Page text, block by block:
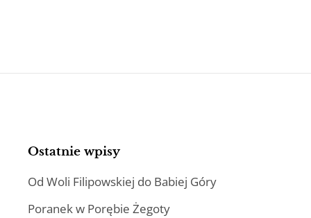
Ostatnie wpisy
Od Woli Filipowskiej do Babiej Góry
Poranek w Porębie Żegoty